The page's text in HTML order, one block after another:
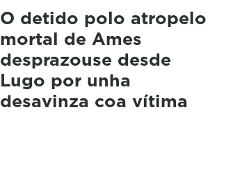
O detido polo atropelo
mortal de Ames
desprazouse desde
Lugo por unha
desavinza coa vítima